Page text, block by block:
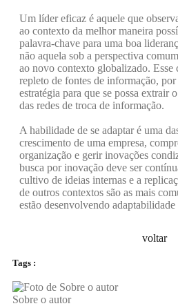
Um líder eficaz é aquele que
ao contexto da melhor maneira
palavra-chave para uma boa
não aquela sob a perspectiva
ao novo contexto globalizado. Esse
repleto de fontes de informação,
estratégia para que se possa extrair
das redes de troca de informação.
A habilidade de se adaptar é uma
crescimento de uma empresa,
organização e gerir inovações
busca por inovação deve ser
cultivo de ideias internas e a
de outros contextos são as mais
estão desenvolvendo adaptabilidade
voltar
Tags :
Sobre o autor